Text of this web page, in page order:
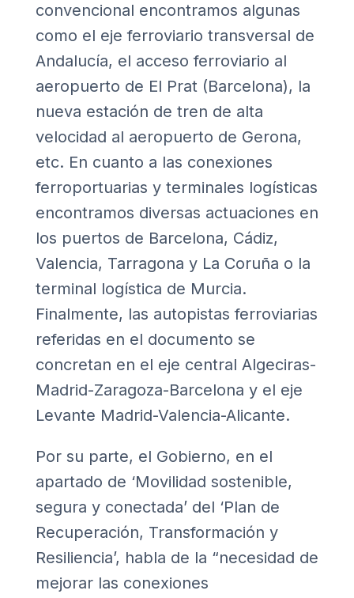
convencional encontramos algunas
como el eje ferroviario transversal de
Andalucía, el acceso ferroviario al
aeropuerto de El Prat (Barcelona), la
nueva estación de tren de alta
velocidad al aeropuerto de Gerona,
etc. En cuanto a las conexiones
ferroportuarias y terminales logísticas
encontramos diversas actuaciones en
los puertos de Barcelona, Cádiz,
Valencia, Tarragona y La Coruña o la
terminal logística de Murcia.
Finalmente, las autopistas ferroviarias
referidas en el documento se
concretan en el eje central Algeciras-
Madrid-Zaragoza-Barcelona y el eje
Levante Madrid-Valencia-Alicante.
Por su parte, el Gobierno, en el
apartado de ‘Movilidad sostenible,
segura y conectada’del ‘Plan de
Recuperación, Transformación y
Resiliencia’, habla de la “necesidad de
mejorar las conexiones